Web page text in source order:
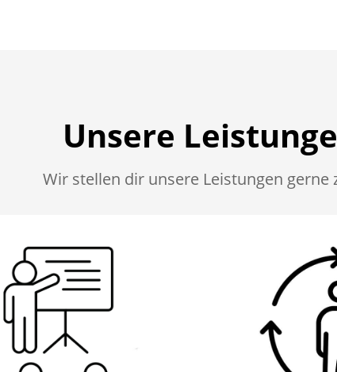
Unsere
Wir stellen dir unsere Leistungen gerne